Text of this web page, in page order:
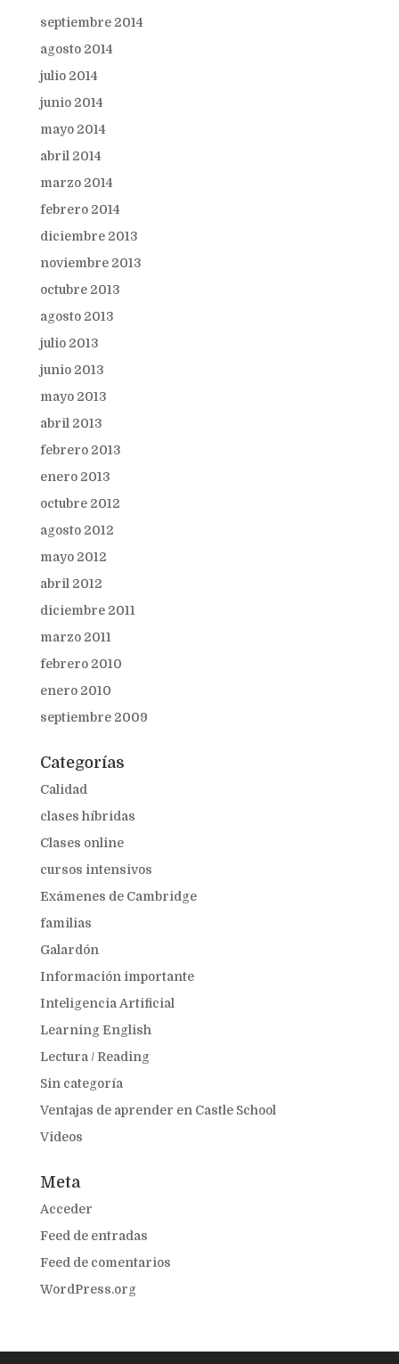
septiembre 2014
agosto 2014
julio 2014
junio 2014
mayo 2014
abril 2014
marzo 2014
febrero 2014
diciembre 2013
noviembre 2013
octubre 2013
agosto 2013
julio 2013
junio 2013
mayo 2013
abril 2013
febrero 2013
enero 2013
octubre 2012
agosto 2012
mayo 2012
abril 2012
diciembre 2011
marzo 2011
febrero 2010
enero 2010
septiembre 2009
Categorías
Calidad
clases híbridas
Clases online
cursos intensivos
Exámenes de Cambridge
familias
Galardón
Información importante
Inteligencia Artificial
Learning English
Lectura / Reading
Sin categoría
Ventajas de aprender en Castle School
Videos
Meta
Acceder
Feed de entradas
Feed de comentarios
WordPress.org